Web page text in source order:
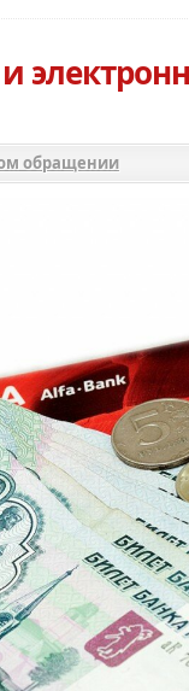
обращении